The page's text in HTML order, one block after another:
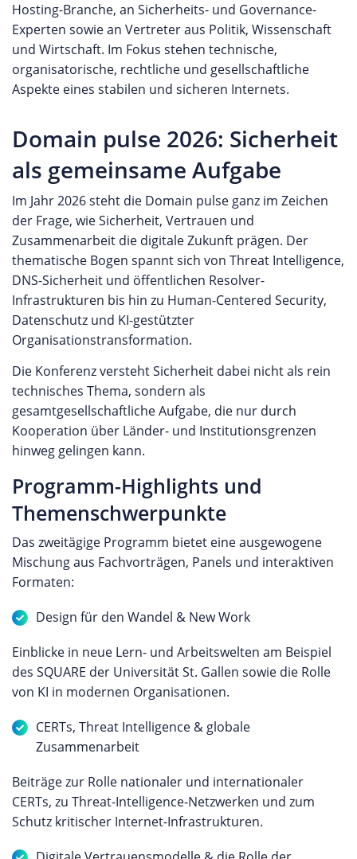
Hosting-Branche, an Sicherheits- und Governance-
Experten sowie an Vertreter aus Politik, Wissenschaft
und Wirtschaft. Im Fokus stehen technische,
organisatorische, rechtliche und gesellschaftliche
Aspekte eines stabilen und sicheren Internets.
Domain pulse 2026: Sicherheit
als gemeinsame Aufgabe
Im Jahr 2026 steht die Domain pulse ganz im Zeichen
der Frage, wie Sicherheit, Vertrauen und
Zusammenarbeit die digitale Zukunft prägen. Der
thematische Bogen spannt sich von Threat Intelligence,
DNS-Sicherheit und öffentlichen Resolver-
Infrastrukturen bis hin zu Human-Centered Security,
Datenschutz und KI-gestützter
Organisationstransformation.
Die Konferenz versteht Sicherheit dabei nicht als rein
technisches Thema, sondern als
gesamtgesellschaftliche Aufgabe, die nur durch
Kooperation über Länder- und Institutionsgrenzen
hinweg gelingen kann.
Programm-Highlights und
Themenschwerpunkte
Das zweitägige Programm bietet eine ausgewogene
Mischung aus Fachvorträgen, Panels und interaktiven
Formaten:
Design für den Wandel & New Work
Einblicke in neue Lern- und Arbeitswelten am Beispiel
des SQUARE der Universität St. Gallen sowie die Rolle
von KI in modernen Organisationen.
CERTs, Threat Intelligence & globale
Zusammenarbeit
Beiträge zur Rolle nationaler und internationaler
CERTs, zu Threat-Intelligence-Netzwerken und zum
Schutz kritischer Internet-Infrastrukturen.